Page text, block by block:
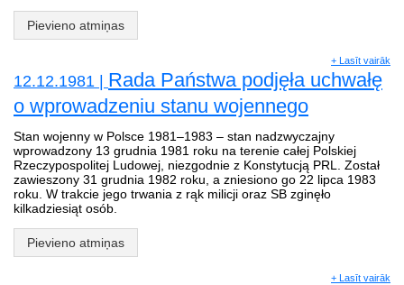
Pievieno atmiņas
+ Lasīt vairāk
12.12.1981 | Rada Państwa podjęła uchwałę
o wprowadzeniu stanu wojennego
Stan wojenny w Polsce 1981–1983 – stan nadzwyczajny
wprowadzony 13 grudnia 1981 roku na terenie całej Polskiej
Rzeczypospolitej Ludowej, niezgodnie z Konstytucją PRL. Został
zawieszony 31 grudnia 1982 roku, a zniesiono go 22 lipca 1983
roku. W trakcie jego trwania z rąk milicji oraz SB zginęło
kilkadziesiąt osób.
Pievieno atmiņas
+ Lasīt vairāk